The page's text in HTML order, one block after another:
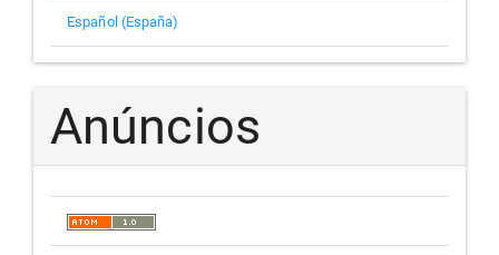
Español (España)
Anúncios